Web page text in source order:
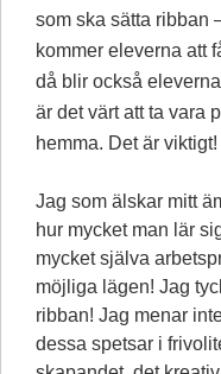
som ska sätta ribban
kommer eleverna att
då blir också
är det värt att ta vara
hemma. Det är viktigt!
Jag som älskar mitt
hur mycket man lär
mycket själva
möjliga lägen! Jag
ribban! Jag menar
dessa spetsar i